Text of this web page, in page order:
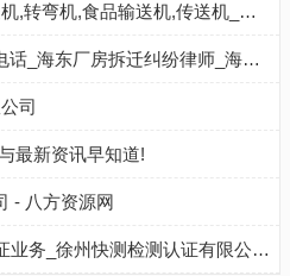
输送机,皮带输送机,滚筒输送机,转弯机,食品输送机,传送机_新乡市良工机械设备有限公司 - 八方资源网
海东专业征地拆迁律师咨询电话_海东厂房拆迁纠纷律师_海东房屋拆迁补偿律师-拆迁律师事务所
司
最新资讯早知道!
- 八方资源网
电力工具认证_计量检测_认证业务_徐州快测检测认证有限公司 - 八方资源网